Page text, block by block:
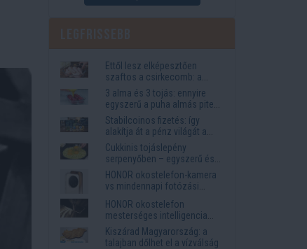
Ettől lesz elképesztően
szaftos a csirkecomb: a
sörös pác a titok
3 alma és 3 tojás: ennyire
egyszerű a puha almás pite
titka
Stabilcoinos fizetés: így
alakítja át a pénz világát a
Visa, a Mastercard és a
Western Union
Cukkinis tojáslepény
serpenyőben – egyszerű és
laktató vacsora
HONOR okostelefon-kamera
vs mindennapi fotózási
igények
HONOR okostelefon
mesterséges intelligencia
funkciók, amelyek
megkönnyítik az életet
Kiszárad Magyarország: a
talajban dőlhet el a vízválság